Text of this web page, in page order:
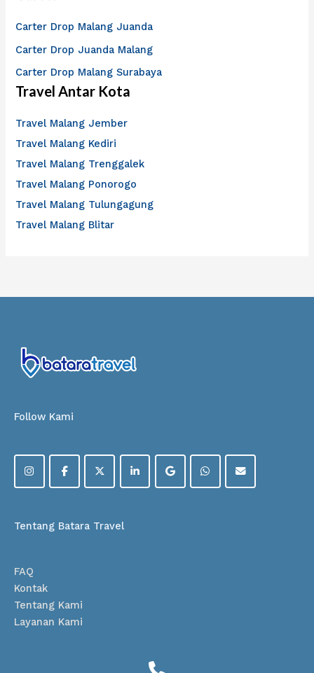
Carter Drop Malang Juanda
Carter Drop Juanda Malang
Carter Drop Malang Surabaya
Travel Antar Kota
Travel Malang Jember
Travel Malang Kediri
Travel Malang Trenggalek
Travel Malang Ponorogo
Travel Malang Tulungagung
Travel Malang Blitar
Follow Kami
Tentang Batara Travel
FAQ
Kontak
Tentang Kami
Layanan Kami